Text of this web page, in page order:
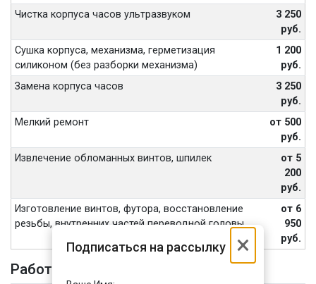
×
Подписаться на рассылку
Чистка корпуса часов ультразвуком
3 250
руб.
Сушка корпуса, механизма, герметизация
силиконом (без разборки механизма)
1 200
руб.
Замена корпуса часов
3 250
руб.
Мелкий ремонт
от 500
руб.
Извлечение обломанных винтов, шпилек
от 5
200
руб.
Изготовление винтов, футора, восстановление
резьбы, внутренних частей переводной головы
от 6
950
руб.
Работа с ремешком или браслетом